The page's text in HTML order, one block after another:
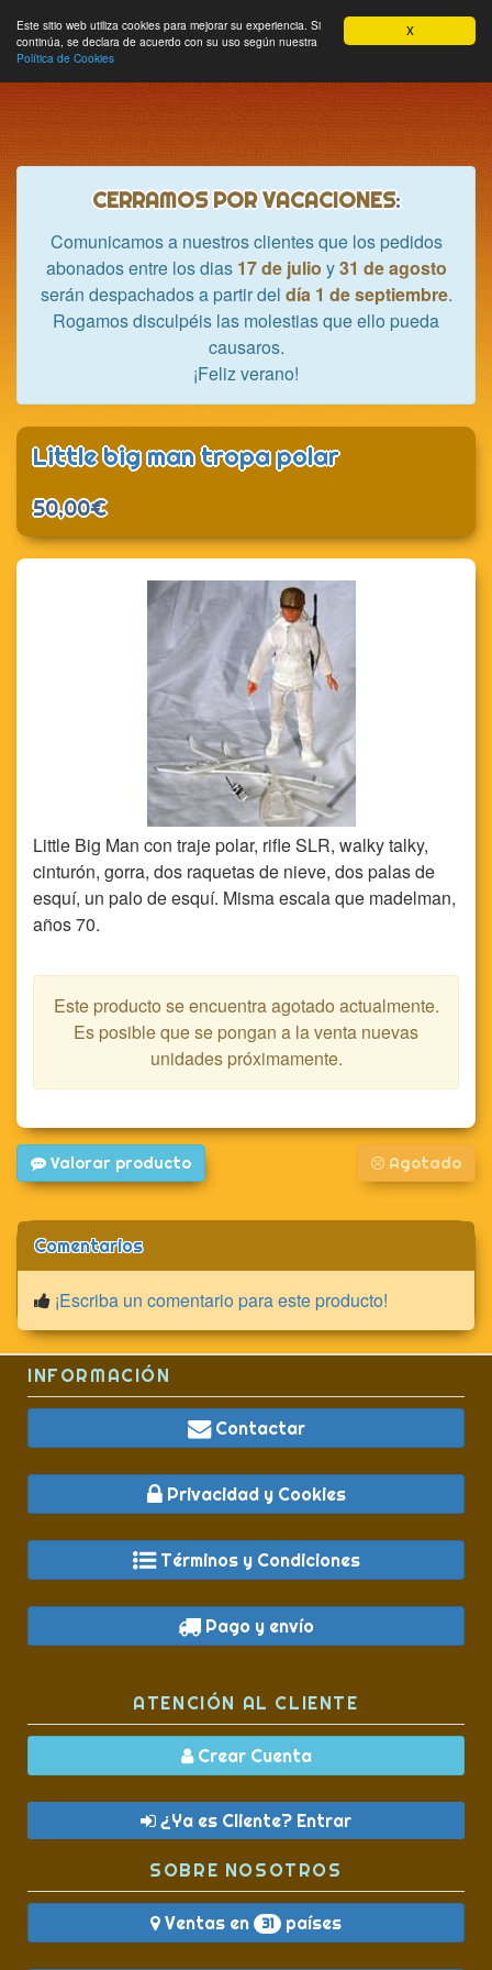
X
Este sitio web utiliza cookies para mejorar su experiencia. Si
continúa, se declara de acuerdo con su uso según nuestra
Política de Cookies
Hobbycrash Mi cuenta
CERRAMOS POR VACACIONES:
Comunicamos a nuestros clientes que los pedidos
abonados entre los dias 17 de julio y31 de agosto
serán despachados a partir del día 1 de septiembre.
Rogamos disculpéis las molestias que ello pueda
causaros.
¡Feliz verano!
Little big man tropa polar
50,00€
Little Big Man con traje polar, rifle SLR, walky talky,
cinturón, gorra, dos raquetas de nieve, dos palas de
esquí, un palo de esquí. Misma escala que madelman,
años 70.
Este producto se encuentra agotado actualmente.
Es posible que se pongan a la venta nuevas
unidades próximamente.
Valorar producto Agotado
Comentarios
¡Escriba un comentario para este producto!
INFORMACIÓN
Contactar
Privacidad y Cookies
Términos y Condiciones
Pago y envío
ATENCIÓN AL CLIENTE
Crear Cuenta
¿Ya es Cliente? Entrar
SOBRE NOSOTROS
Ventas en 31 países